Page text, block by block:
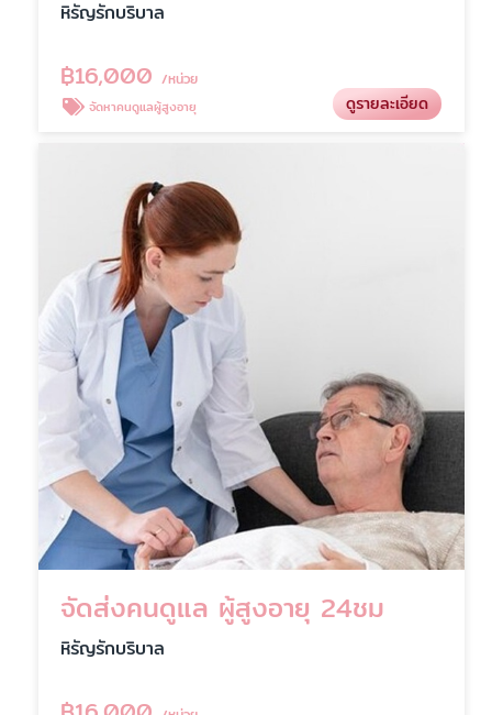
หิรัญรักบริบาล
฿16,000 /หน่วย
จัดหาคนดูแลผู้สูงอายุ ดูรายละเอียด
จัดส่งคนดูแล ผู้สูงอายุ 24ชม
หิรัญรักบริบาล